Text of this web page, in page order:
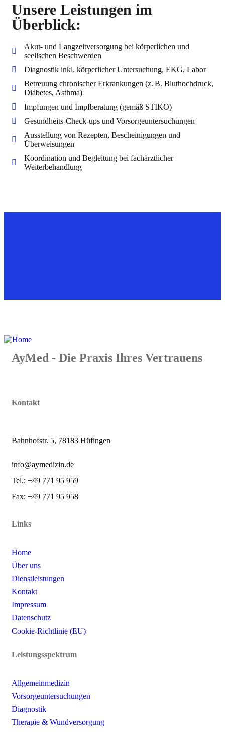
Unsere Leistungen im
Überblick:
Akut- und Langzeitversorgung bei körperlichen und
seelischen Beschwerden
Diagnostik inkl. körperlicher Untersuchung, EKG, Labor
Betreuung chronischer Erkrankungen (z. B. Bluthochdruck,
Diabetes, Asthma)
Impfungen und Impfberatung (gemäß STIKO)
Gesundheits-Check-ups und Vorsorgeuntersuchungen
Ausstellung von Rezepten, Bescheinigungen und
Überweisungen
Koordination und Begleitung bei fachärztlicher
Weiterbehandlung
AyMed - Die Praxis Ihres Vertrauens
Kontakt
Bahnhofstr. 5, 78183 Hüfingen
info@aymedizin.de
Tel.: +49 771 95 959
Fax: +49 771 95 958
Links
Home
Über uns
Dienstleistungen
Kontakt
Impressum
Datenschutz
Cookie-Richtlinie (EU)
Leistungsspektrum
Allgemeinmedizin
Vorsorgeuntersuchungen
Diagnostik
Therapie & Wundversorgung